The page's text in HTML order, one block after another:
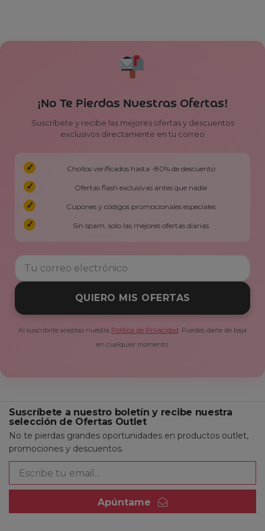
¡No Te Pierdas Nuestras Ofertas!
Suscríbete y recibe las mejores ofertas y descuentos
exclusivos directamente en tu correo
Chollos verificados hasta -80% de descuento
Ofertas flash exclusivas antes que nadie
Cupones y códigos promocionales especiales
Sin spam, solo las mejores ofertas diarias
QUIERO MIS OFERTAS
Al suscribirte aceptas nuestra Política de Privacidad. Puedes darte de baja
en cualquier momento.
Suscríbete a nuestro boletín y recibe nuestra
selección de Ofertas Outlet
No te pierdas grandes oportunidades en productos outlet,
promociones y descuentos.
Apúntame